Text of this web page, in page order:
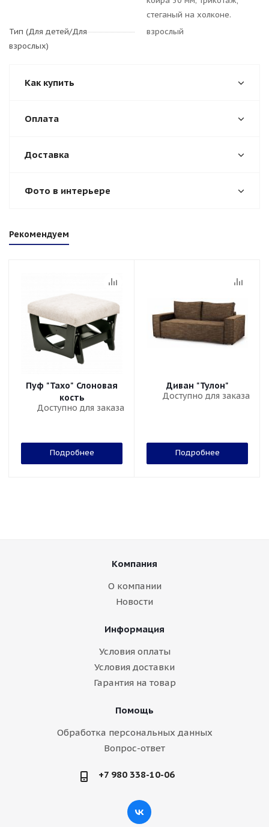
стеганый на холконе.
Тип (Для детей/Для
взрослых)
взрослый
Как купить
Оплата
Доставка
Фото в интерьере
Рекомендуем
Пуф "Тахо" Слоновая
кость
Доступно для заказа
Подробнее
Диван "Тулон"
Доступно для заказа
Подробнее
Компания
О компании
Новости
Информация
Условия оплаты
Условия доставки
Гарантия на товар
Помощь
Обработка персональных данных
Вопрос-ответ
+7 980 338-10-06